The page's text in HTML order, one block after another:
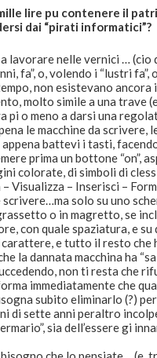
lire pu contenere il
dai “pirati informatici”?
lavorare nelle vernici …
fa”, o, volendo i “lustri
non esistevano
molto simile a una trave
pi o meno a darsi una
le macchine da
appena battevi i tasti,
prima un bottone “on”,
colorate, di simboli di
Visualizza – Inserisci –
scrivere…ma solo su uno
o in magretto, se
con quale spaziatura, e
e tutto il resto che
la dannata macchina ha
non ti resta che
immediatamente che
subito eliminarlo (?)
di sette anni peraltro
sia dell’essere gi